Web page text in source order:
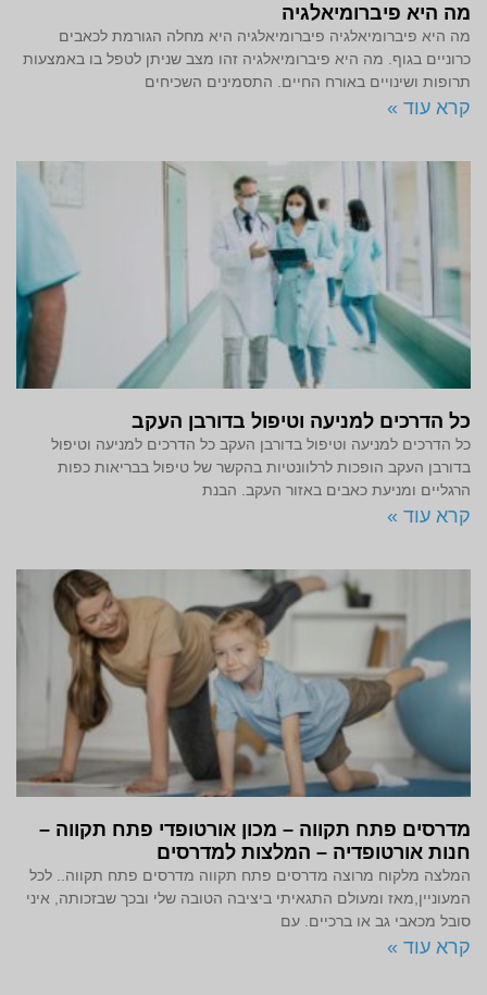
מה היא פיברומיאלגיה
מה היא פיברומיאלגיה פיברומיאלגיה היא מחלה הגורמת לכאבים
כרוניים בגוף. מה היא פיברומיאלגיה זהו מצב שניתן לטפל בו באמצעות
תרופות ושינויים באורח החיים. התסמינים השכיחים
קרא עוד »
כל הדרכים למניעה וטיפול בדורבן העקב
כל הדרכים למניעה וטיפול בדורבן העקב כל הדרכים למניעה וטיפול
בדורבן העקב הופכות לרלוונטיות בהקשר של טיפול בבריאות כפות
הרגליים ומניעת כאבים באזור העקב. הבנת
קרא עוד »
מדרסים פתח תקווה – מכון אורטופדי פתח תקווה –
חנות אורטופדיה – המלצות למדרסים
המלצה מלקוח מרוצה מדרסים פתח תקווה מדרסים פתח תקווה.. לכל
המעוניין,מאז ומעולם התגאיתי ביציבה הטובה שלי ובכך שבזכותה, איני
סובל מכאבי גב או ברכיים. עם
קרא עוד »